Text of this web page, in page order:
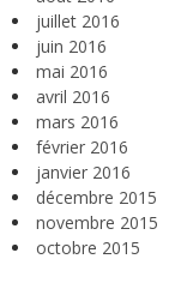
juillet 2016
juin 2016
mai 2016
avril 2016
mars 2016
février 2016
janvier 2016
décembre 2015
novembre 2015
octobre 2015